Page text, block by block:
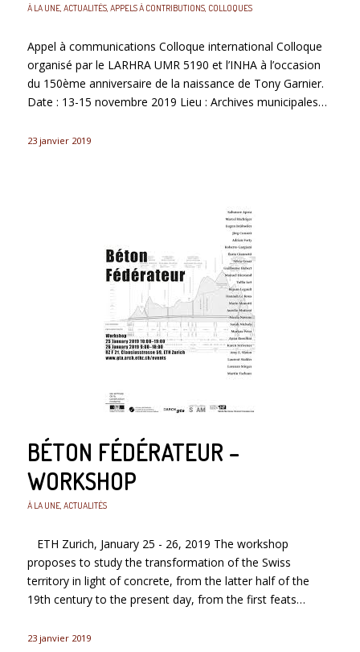
À LA UNE, ACTUALITÉS, APPELS À CONTRIBUTIONS, COLLOQUES
Appel à communications Colloque international Colloque
organisé par le LARHRA UMR 5190 et l’INHA à l’occasion
du 150ème anniversaire de la naissance de Tony Garnier.
Date : 13-15 novembre 2019 Lieu : Archives municipales…
23 janvier 2019
BÉTON FÉDÉRATEUR –
WORKSHOP
À LA UNE, ACTUALITÉS
ETH Zurich, January 25 - 26, 2019 The workshop
proposes to study the transformation of the Swiss
territory in light of concrete, from the latter half of the
19th century to the present day, from the first feats…
23 janvier 2019